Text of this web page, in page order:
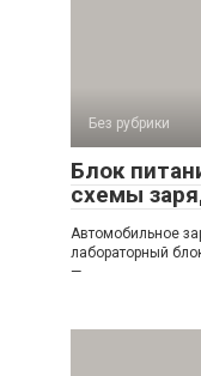
Без рубрики
Блок
схемы
Автомобильное
лабораторный
—